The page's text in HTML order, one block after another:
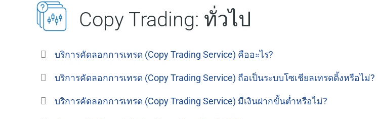
Copy Trading: ทั่วไป
บริการคัดลอกการเทรด (Copy Trading Service) คืออะไร?
บริการคัดลอกการเทรด (Copy Trading Service) ถือเป็นระบบโซเชียลเทรดดิ้งหรือไม่?
บริการคัดลอกการเทรด (Copy Trading Service) มีเงินฝากขั้นต่ำหรือไม่?